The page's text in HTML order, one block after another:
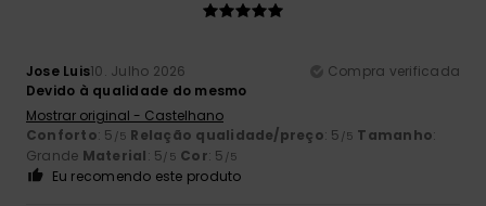
Jose Luis10. Julho 2026
Compra verificada
Devido à qualidade do mesmo
Mostrar original - Castelhano
Conforto: 5 /5 Relação qualidade/preço: 5 /5 Tamanho:
Grande Material: 5/5 Cor: 5 /5
Eu recomendo este produto